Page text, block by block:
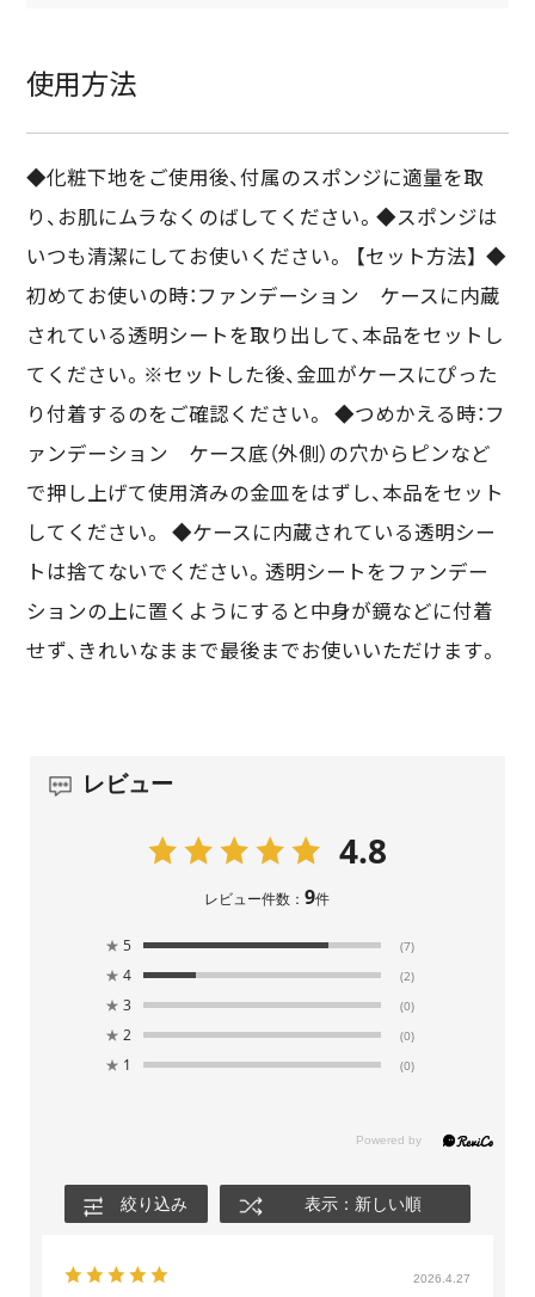
使用方法
◆化粧下地をご使用後、付属のスポンジに適量を取
り、お肌にムラなくのばしてください。◆スポンジは
いつも清潔にしてお使いください。 【セット方法】 ◆
初めてお使いの時：ファンデーション ケースに内蔵
されている透明シートを取り出して、本品をセットし
てください。※セットした後、金皿がケースにぴった
り付着するのをご確認ください。 ◆つめかえる時：フ
ァンデーション ケース底（外側）の穴からピンなど
で押し上げて使用済みの金皿をはずし、本品をセット
してください。 ◆ケースに内蔵されている透明シー
トは捨てないでください。透明シートをファンデー
ションの上に置くようにすると中身が鏡などに付着
せず、きれいなままで最後までお使いいただけます。
レビュー
4.8
レビュー件数：9件
★ 5 (7)
★ 4 (2)
★ 3 (0)
★ 2 (0)
★ 1 (0)
絞り込み 表示：新しい順
2026.4.27